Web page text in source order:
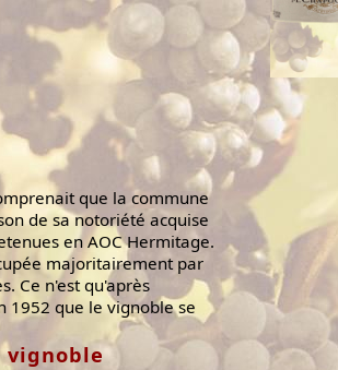
que la commune
de sa notoriété acquise
en AOC Hermitage.
majoritairement par
Ce n'est qu'après
1952 que le vignoble se
vignoble